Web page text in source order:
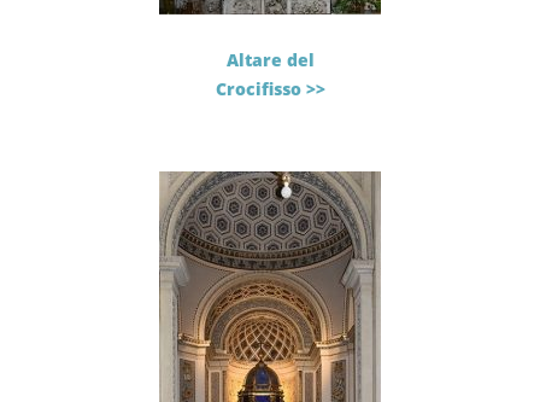
Altare del
Crocifisso >>